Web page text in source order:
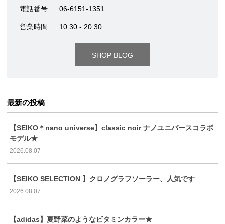
電話番号 06-6151-1351
営業時間 10:30 - 20:30
SHOP BLOG
最新の投稿
【SEIKO＊nano universe】classic noir ナノユニバースコラボ
モデル★
2026.08.07
【SEIKO SELECTION 】クロノグラフソーラー、人気です
2026.08.07
【adidas】夏野菜のようなビタミンカラー★